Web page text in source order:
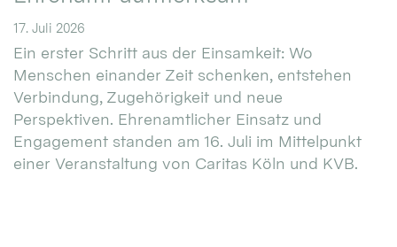
17. Juli 2026
Ein erster Schritt aus der Einsamkeit: Wo
Menschen einander Zeit schenken, entstehen
Verbindung, Zugehörigkeit und neue
Perspektiven. Ehrenamtlicher Einsatz und
Engagement standen am 16. Juli im Mittelpunkt
einer Veranstaltung von Caritas Köln und KVB.